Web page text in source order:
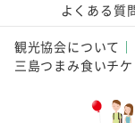
よくある質
観光協会について
三島つまみ食いチケ